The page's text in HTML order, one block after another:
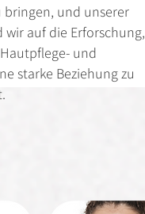
bringen, und unserer
auf die Erforschung,
und
starke Beziehung zu